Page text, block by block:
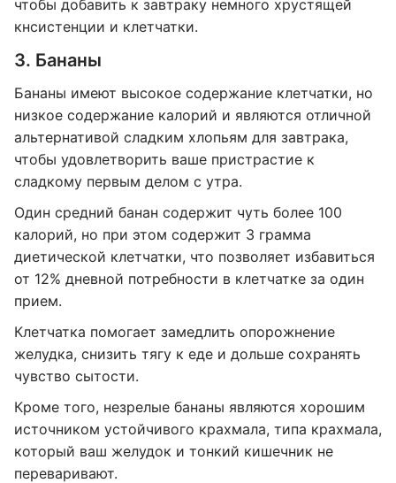
чтобы добавить к завтраку немного хрустящей
кнсистенции и клетчатки.
3. Бананы
Бананы имеют высокое содержание клетчатки, но
низкое содержание калорий и являются отличной
альтернативой сладким хлопьям для завтрака,
чтобы удовлетворить ваше пристрастие к
сладкому первым делом с утра.
Один средний банан содержит чуть более 100
калорий, но при этом содержит 3 грамма
диетической клетчатки, что позволяет избавиться
от 12% дневной потребности в клетчатке за один
прием.
Клетчатка помогает замедлить опорожнение
желудка, снизить тягу к еде и дольше сохранять
чувство сытости.
Кроме того, незрелые бананы являются хорошим
источником устойчивого крахмала, типа крахмала,
который ваш желудок и тонкий кишечник не
переваривают.